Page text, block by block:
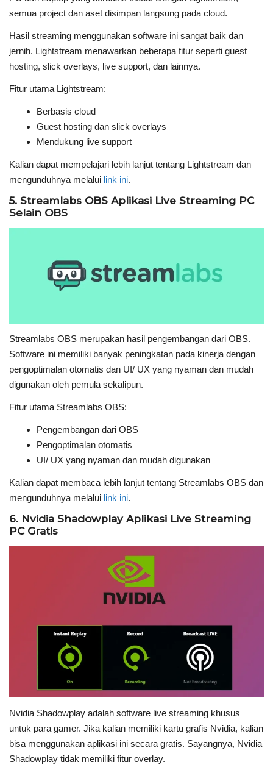
semua project dan aset disimpan langsung pada cloud.
Hasil streaming menggunakan software ini sangat baik dan
jernih. Lightstream menawarkan beberapa fitur seperti guest
hosting, slick overlays, live support, dan lainnya.
Fitur utama Lightstream:
Berbasis cloud
Guest hosting dan slick overlays
Mendukung live support
Kalian dapat mempelajari lebih lanjut tentang Lightstream dan
mengunduhnya melalui link ini.
5. Streamlabs OBS Aplikasi Live Streaming PC
Selain OBS
Streamlabs OBS merupakan hasil pengembangan dari OBS.
Software ini memiliki banyak peningkatan pada kinerja dengan
pengoptimalan otomatis dan UI/ UX yang nyaman dan mudah
digunakan oleh pemula sekalipun.
Fitur utama Streamlabs OBS:
Pengembangan dari OBS
Pengoptimalan otomatis
UI/ UX yang nyaman dan mudah digunakan
Kalian dapat membaca lebih lanjut tentang Streamlabs OBS dan
mengunduhnya melalui link ini.
6. Nvidia Shadowplay Aplikasi Live Streaming
PC Gratis
Nvidia Shadowplay adalah software live streaming khusus
untuk para gamer. Jika kalian memiliki kartu grafis Nvidia, kalian
bisa menggunakan aplikasi ini secara gratis. Sayangnya, Nvidia
Shadowplay tidak memiliki fitur overlay.